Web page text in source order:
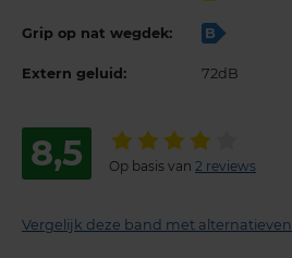
Grip op nat wegdek: B
Extern geluid: 72dB
8,5 Op basis van 2 reviews
Vergelijk deze band met alternatieven